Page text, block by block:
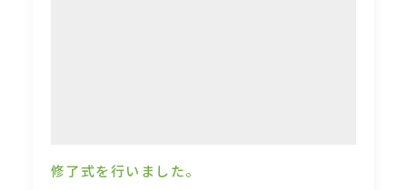
修了式を行いました。